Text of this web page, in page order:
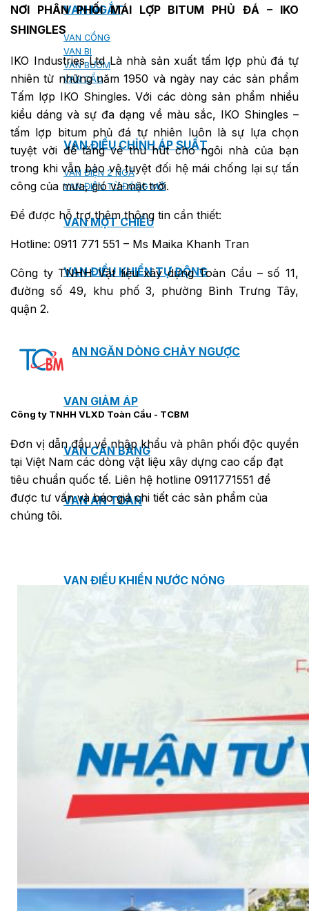
VAN NGẮT
VAN CỔNG
VAN BI
VAN BƯỚM
VAN CẦU
VAN ĐIỀU CHỈNH ÁP SUẤT
VAN ĐIỆN 2 NGÃ
VAN ĐIỆN TỪ ĐÓNG MỞ
VAN MỘT CHIỀU
VAN ĐIỀU KHIỂN TỰ ĐỘNG
VAN NGĂN DÒNG CHẢY NGƯỢC
VAN GIẢM ÁP
VAN CÂN BẰNG
VAN AN TOÀN
VAN ĐIỀU KHIỂN NƯỚC NÓNG
Catalogue
Tin tức
kiếm:
Tiếng Việt
NƠI PHÂN PHỐI MÁI LỢP BITUM PHỦ ĐÁ – IKO
SHINGLES
IKO Industries Ltd Là nhà sản xuất tấm lợp phủ đá tự
nhiên từ những năm 1950 và ngày nay các sản phẩm
Tấm lợp IKO Shingles. Với các dòng sản phẩm nhiều
kiểu dáng và sự đa dạng về màu sắc, IKO Shingles –
tấm lợp bitum phủ đá tự nhiên luôn là sự lựa chọn
tuyệt vời để tăng vẻ thu hút cho ngôi nhà của bạn
trong khi vẫn bảo vệ tuyệt đối hệ mái chống lại sự tấn
công của mưa, gió và mặt trời.
Để được hỗ trợ thêm thông tin cần thiết:
Hotline: 0911 771 551 – Ms Maika Khanh Tran
Công ty TNHH Vật liệu xây dựng Toàn Cầu – số 11,
đường số 49, khu phố 3, phường Bình Trưng Tây,
quận 2.
Công ty TNHH VLXD Toàn Cầu - TCBM
Đơn vị dẫn đầu về nhập khẩu và phân phối độc quyền
tại Việt Nam các dòng vật liệu xây dựng cao cấp đạt
tiêu chuẩn quốc tế. Liên hệ hotline 0911771551 để
được tư vấn và báo giá chi tiết các sản phẩm của
chúng tôi.